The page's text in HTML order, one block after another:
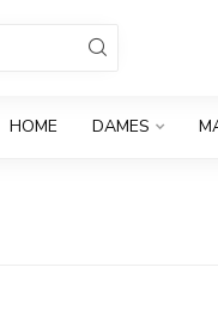
HOME DAMES